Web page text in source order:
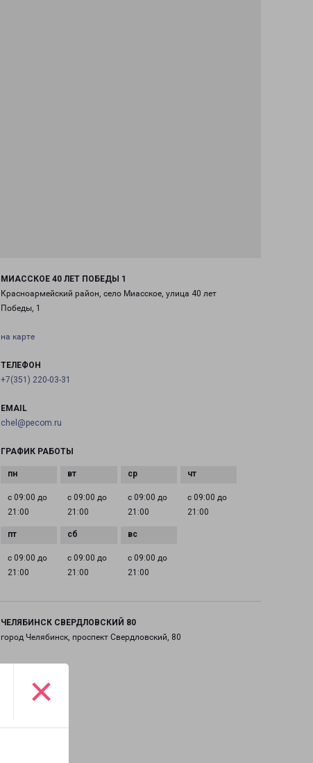
×
МИАССКОЕ 40 ЛЕТ ПОБЕДЫ 1
Красноармейский район, село Миасское, улица 40 лет
Победы, 1
на карте
ТЕЛЕФОН
+7(351) 220-03-31
EMAIL
chel@pecom.ru
ГРАФИК РАБОТЫ
с 09:00 до
21:00
с 09:00 до
21:00
с 09:00 до
21:00
с 09:00 до
21:00
с 09:00 до
21:00
с 09:00 до
21:00
с 09:00 до
21:00
ЧЕЛЯБИНСК СВЕРДЛОВСКИЙ 80
город Челябинск, проспект Свердловский, 80
на карте
ТЕЛЕФОН